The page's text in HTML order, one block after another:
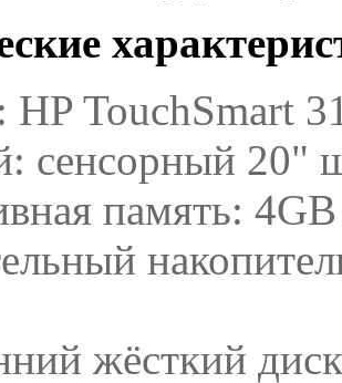
TouchSmart
сенсорный 20"
память: 4GB
жёсткий